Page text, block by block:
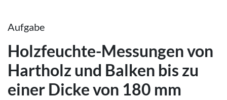
Aufgabe
Holzfeuchte-Messungen von
Hartholz und Balken bis zu
einer Dicke von 180 mm